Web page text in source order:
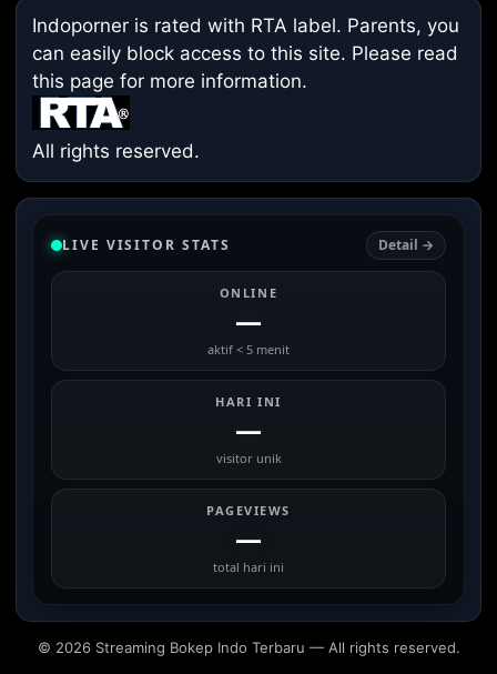
Indoporner is rated with RTA label. Parents, you
can easily block access to this site. Please read
this page for more information.
All rights reserved.
LIVE VISITOR STATS Detail →
ONLINE
—
aktif < 5 menit
HARI INI
—
visitor unik
PAGEVIEWS
—
total hari ini
© 2026 Streaming Bokep Indo Terbaru — All rights reserved.